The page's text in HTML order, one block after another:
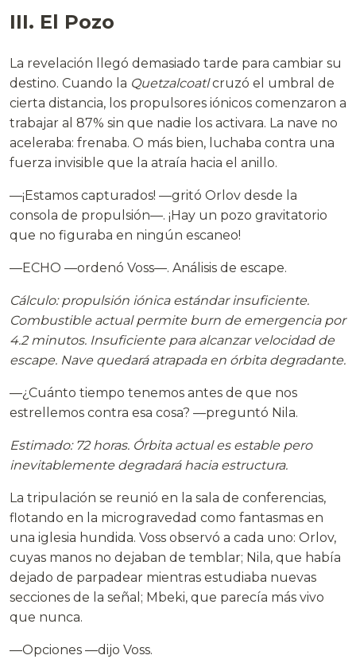
III. El Pozo
La revelación llegó demasiado tarde para cambiar su
destino. Cuando la Quetzalcoatlcruzó el umbral de
cierta distancia, los propulsores iónicos comenzaron a
trabajar al 87% sin que nadie los activara. La nave no
aceleraba: frenaba. O más bien, luchaba contra una
fuerza invisible que la atraía hacia el anillo.
—¡Estamos capturados! —gritó Orlov desde la
consola de propulsión—. ¡Hay un pozo gravitatorio
que no figuraba en ningún escaneo!
—ECHO —ordenó Voss—. Análisis de escape.
Cálculo: propulsión iónica estándar insuficiente.
Combustible actual permite burn de emergencia por
4.2 minutos. Insuficiente para alcanzar velocidad de
escape. Nave quedará atrapada en órbita degradante.
—¿Cuánto tiempo tenemos antes de que nos
estrellemos contra esa cosa? —preguntó Nila.
Estimado: 72 horas. Órbita actual es estable pero
inevitablemente degradará hacia estructura.
La tripulación se reunió en la sala de conferencias,
flotando en la microgravedad como fantasmas en
una iglesia hundida. Voss observó a cada uno: Orlov,
cuyas manos no dejaban de temblar; Nila, que había
dejado de parpadear mientras estudiaba nuevas
secciones de la señal; Mbeki, que parecía más vivo
que nunca.
—Opciones —dijo Voss.